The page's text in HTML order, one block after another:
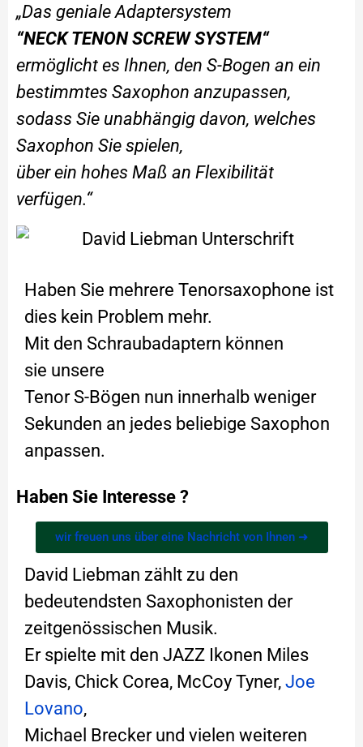
„Das geniale Adaptersystem
“NECK TENON SCREW SYSTEM“
ermöglicht es Ihnen, den S-Bogen an ein
bestimmtes Saxophon anzupassen,
sodass Sie unabhängig davon, welches
Saxophon Sie spielen,
über ein hohes Maß an Flexibilität
verfügen.“
Haben Sie mehrere Tenorsaxophone ist
dies kein Problem mehr.
Mit den Schraubadaptern können
sie unsere
Tenor S-Bögen nun innerhalb weniger
Sekunden an jedes beliebige Saxophon
anpassen.
Haben Sie Interesse ?
wir freuen uns über eine Nachricht von Ihnen ➜
David Liebman zählt zu den
bedeutendsten Saxophonisten der
zeitgenössischen Musik.
Er spielte mit den JAZZ Ikonen Miles
Davis, Chick Corea, McCoy Tyner, Joe
Lovano,
Michael Brecker und vielen weiteren